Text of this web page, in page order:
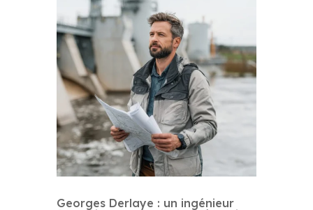
Georges Derlaye : un ingénieur